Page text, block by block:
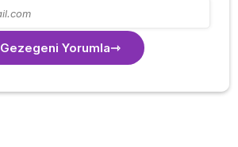
Gezegeni Yorumla